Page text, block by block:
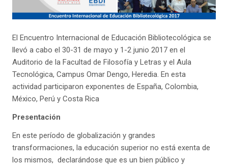
El Encuentro Internacional de Educación Bibliotecológica se
llevó a cabo el 30-31 de mayo y 1-2 junio 2017 en el
Auditorio de la Facultad de Filosofía y Letras y el Aula
Tecnológica, Campus Omar Dengo, Heredia. En esta
actividad participaron exponentes de España, Colombia,
México, Perú y Costa Rica
Presentación
En este período de globalización y grandes
transformaciones, la educación superior no está exenta de
los mismos, declarándose que es un bien público y